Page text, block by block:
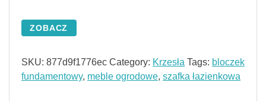
ZOBACZ
SKU: 877d9f1776ec Category: Krzesła Tags: bloczek
fundamentowy, meble ogrodowe, szafka łazienkowa